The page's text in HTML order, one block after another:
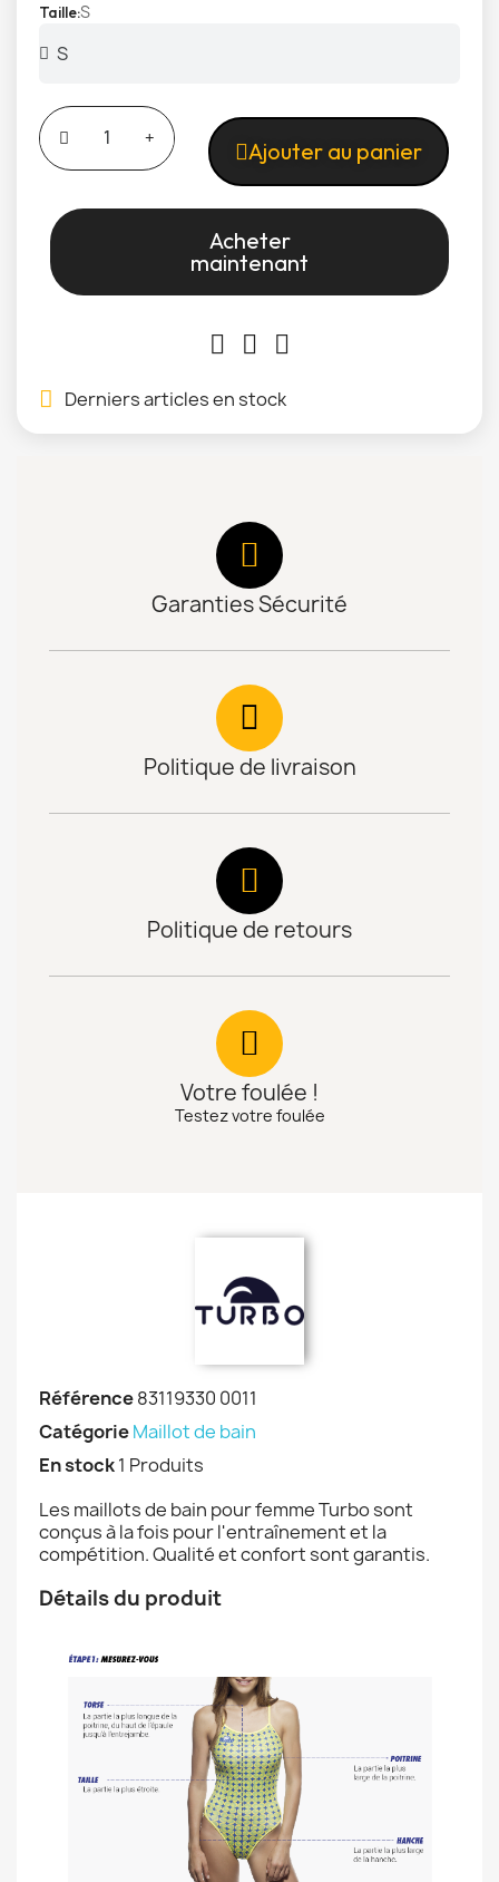
TailleS
Ajouter au panier
Acheter
maintenant
Derniers articles en stock
Garanties Sécurité
Politique de livraison
Politique de retours
Votre foulée !
Testez votre foulée
Référence83119330 0011
CatégorieMaillot de bain
En stock1 Produits
Les maillots de bain pour femme Turbo sont
conçus à la fois pour l'entraînement et la
compétition. Qualité et confort sont garantis.
Détails du produit